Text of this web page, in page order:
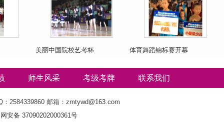
美丽中国院校艺考杯
体育舞蹈锦标赛开幕
师生风采 考级考牌 联系我们
2584339860 邮箱： zmtywd@163.com
安备 37090202000361号